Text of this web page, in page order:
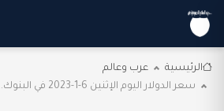
الرئيسية
عرب وعالم
سعر الدولار اليوم الإثنين 6-1-2023 في البنوك.. ارتفاع...